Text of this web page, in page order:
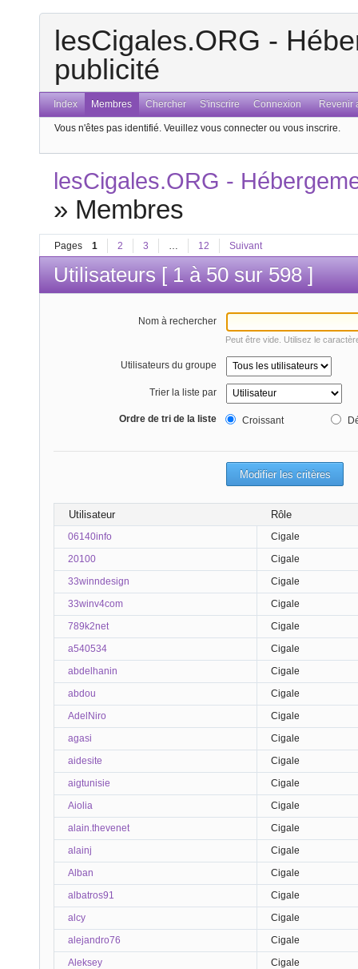
lesCigales.ORG -
publicité
Index Membres Chercher S'inscrire Connexion Revenir
Vous n'êtes pas identifié. Veuillez vous connecter ou vous inscrire.
lesCigales.ORG -
» Membres
Pages 1 2 3 12 Suivant
Utilisateurs [ 1 à 50 sur 598 ]
Nom à rechercher
Peut être vide. Utilisez le
Utilisateurs du groupe
Trier la liste par
Ordre de tri de la liste Croissant
Utilisateur Rôle
06140info
Cigale
20100
Cigale
33winndesign
Cigale
33winv4com
Cigale
789k2net
Cigale
a540534
Cigale
abdelhanin
Cigale
abdou
Cigale
AdelNiro
Cigale
agasi
Cigale
aidesite
Cigale
aigtunisie
Cigale
Aiolia
Cigale
alain.thevenet
Cigale
alainj
Cigale
Alban
Cigale
albatros91
Cigale
alcy
Cigale
alejandro76
Cigale
Aleksey
Cigale